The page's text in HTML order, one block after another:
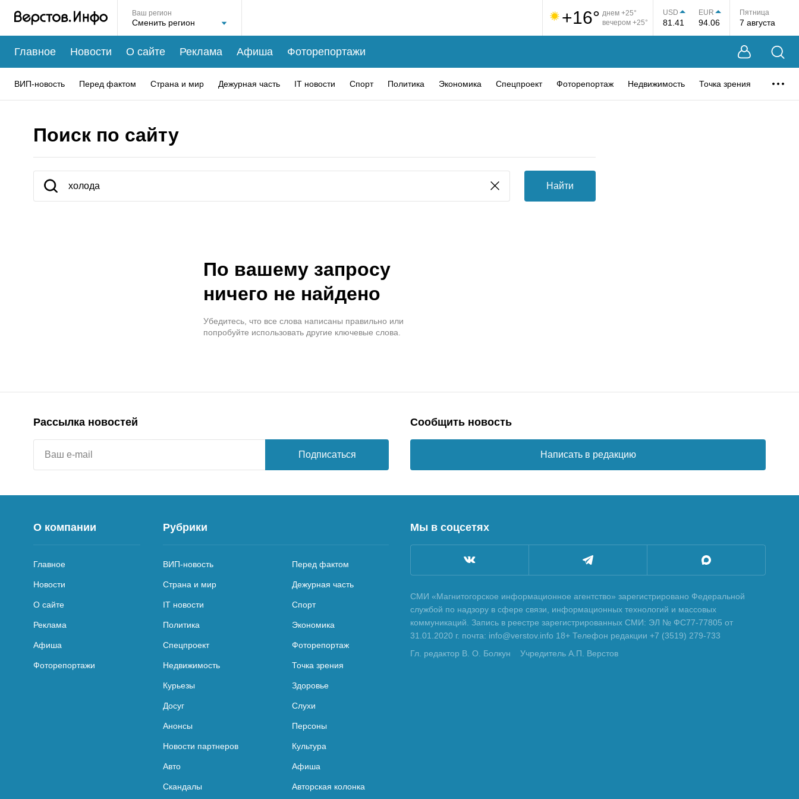
Ваш регион +16° днем +25°
вечером +25°
USD
81.41
EUR
94.06
Пятница
7 августа
Главное Новости О сайте Реклама Афиша Фоторепортажи
ВИП-новость Перед фактом Страна и мир Дежурная часть IT новости Спорт Политика Экономика Спецпроект Фоторепортаж Недвижимость Точка зрения
Поиск по сайту
Найти
По вашему запросу
ничего не найдено
Убедитесь, что все слова написаны правильно или
попробуйте использовать другие ключевые слова.
Рассылка новостей
Подписаться
Сообщить новость
Написать в редакцию
О компании
Главное
Новости
О сайте
Реклама
Афиша
Фоторепортажи
Рубрики
ВИП-новость Перед фактом
Страна и мир Дежурная часть
IT новости Спорт
Политика Экономика
Спецпроект Фоторепортаж
Недвижимость Точка зрения
Курьезы Здоровье
Досуг Слухи
Анонсы Персоны
Новости партнеров Культура
Авто Афиша
Скандалы Авторская колонка
Мы в соцсетях
СМИ «Магнитогорское информационное агентство» зарегистрировано Федеральной
службой по надзору в сфере связи, информационных технологий и массовых
коммуникаций. Запись в реестре зарегистрированных СМИ: ЭЛ № ФС77-77805 от
31.01.2020 г. почта: info@verstov.info 18+ Телефон редакции +7 (3519) 279-733
Гл. редактор В. О. Болкун
Учредитель А.П. Верстов